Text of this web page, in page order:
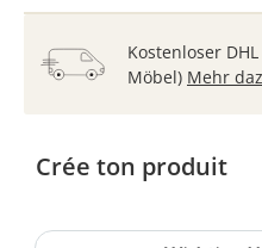
Kostenloser
Möbel) Mehr
Crée ton produit